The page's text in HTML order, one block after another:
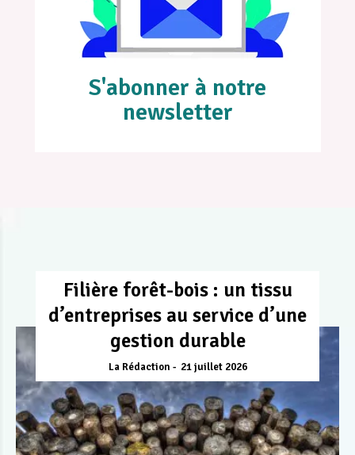
S'abonner à notre
newsletter
Filière forêt-bois : un tissu
d’entreprises au service d’une
gestion durable
La Rédaction 21 juillet 2026